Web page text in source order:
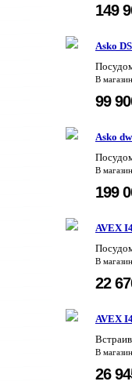
149
Asko
В
99
Asko
В
199
AVEX
В
22
AVEX
В
26